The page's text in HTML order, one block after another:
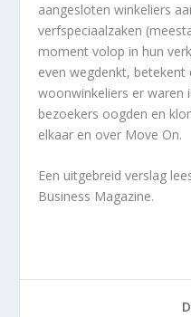
aangesloten winkeliers
verfspeciaalzaken
moment volop in hun
even wegdenkt, betekent
woonwinkeliers er waren
bezoekers oogden en
elkaar en over Move On.
Een uitgebreid verslag
Business Magazine.